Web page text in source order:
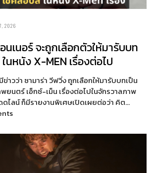
2026
เนอร์ จะถูกเลือกตัวให้มารับบท
นหนัง X-MEN เรื่องต่อไป
าวว่า ซามาร่า วีฟวิ่ง ถูกเลือกให้มารับบทเป็น
ยนตร์ เอ็กซ์-เม็น เรื่องต่อไปในจักรวาลภาพ
ดไลน์ ก็มีรายงานพิเศษเปิดเผยต่อว่า คิต…